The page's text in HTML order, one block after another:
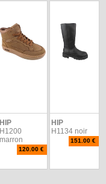
HIP
H1200
marron
120.00 €
HIP
H1134 noir
151.00 €